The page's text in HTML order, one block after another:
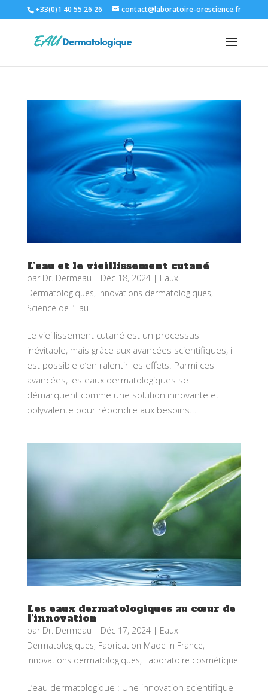
+33(0)1 40 55 26 26 contact@laboratoire-orescience.fr
L’eau et le vieillissement cutané
par Dr. Dermeau | Déc 18, 2024| Eaux
Dermatologiques, Innovations dermatologiques,
Science de l’Eau
Le vieillissement cutané est un processus
inévitable, mais grâce aux avancées scientifiques, il
est possible d’en ralentir les effets. Parmi ces
avancées, les eaux dermatologiques se
démarquent comme une solution innovante et
polyvalente pour répondre aux besoins...
Les eaux dermatologiques au cœur de
l’innovation
par Dr. Dermeau | Déc 17, 2024| Eaux
Dermatologiques, Fabrication Made in France,
Innovations dermatologiques, Laboratoire cosmétique
L’eau dermatologique : Une innovation scientifique